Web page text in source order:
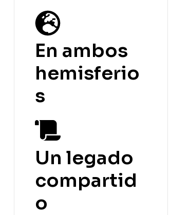
En ambos
hemisferio
s
Un legado
compartid
o